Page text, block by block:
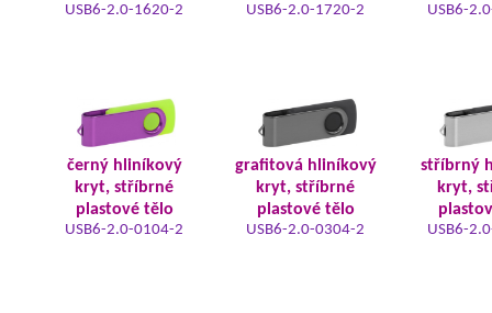
USB6-2.0-1620-2 USB6-2.0-1720-2 USB6-
černý hliníkový
kryt, stříbrné
plastové tělo
USB6-2.0-0104-2
grafitová hliníkový
kryt, stříbrné
plastové tělo
USB6-2.0-0304-2
stříbrný
kryt,
USB6-